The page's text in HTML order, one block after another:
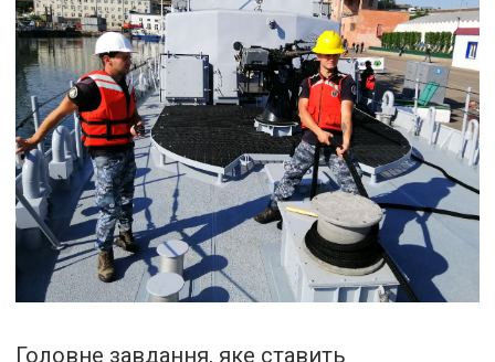
Головне завдання, яке ставить